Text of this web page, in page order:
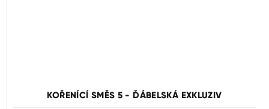
KOŘENÍCÍ SMĚS 5 - ĎÁBELSKÁ EXKLUZIV